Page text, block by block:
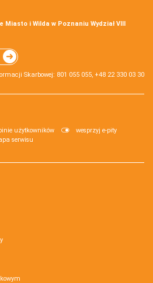
Miasto i Wilda w Poznaniu Wydział VIII
Skarbowej: 801 055 055, +48 22 330 03 30
użytkowników
wesprzyj e-pity
serwisu